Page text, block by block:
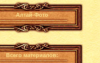
Алтай-Фото
Всего материалов: